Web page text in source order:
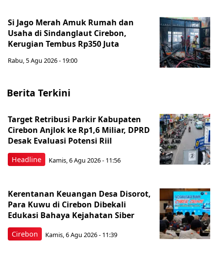
Si Jago Merah Amuk Rumah dan
Usaha di Sindanglaut Cirebon,
Kerugian Tembus Rp350 Juta
Rabu, 5 Agu 2026 - 19:00
Berita Terkini
Headline
Target Retribusi Parkir Kabupaten
Cirebon Anjlok ke Rp1,6 Miliar, DPRD
Desak Evaluasi Potensi Riil
Kamis, 6 Agu 2026 - 11:56
Cirebon
Kerentanan Keuangan Desa Disorot,
Para Kuwu di Cirebon Dibekali
Edukasi Bahaya Kejahatan Siber
Kamis, 6 Agu 2026 - 11:39